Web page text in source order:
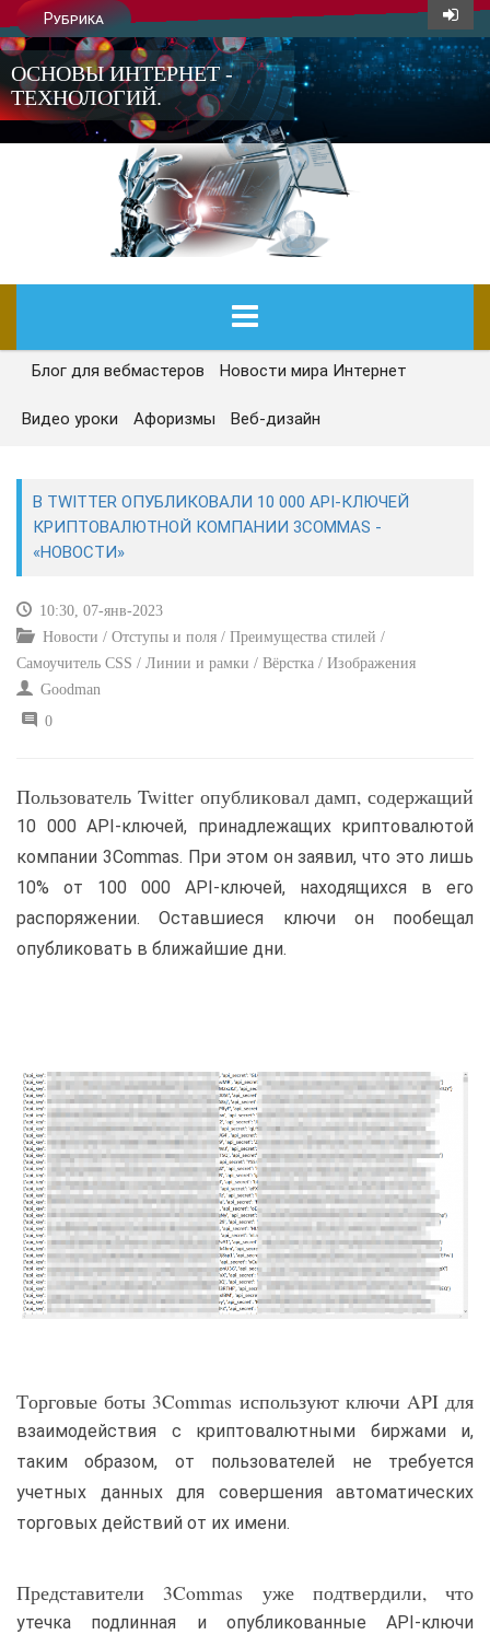
Рубрика
ОСНОВЫ ИНТЕРНЕТ -
ТЕХНОЛОГИЙ.
ГЛАВНАЯ
СЕГОДНЯ
ИНТЕРНЕТ И СВЯЗЬ
Блог для вебмастеров Новости мира Интернет
Видео уроки Афоризмы Веб-дизайн
В TWITTER ОПУБЛИКОВАЛИ 10 000 API-КЛЮЧЕЙ
КРИПТОВАЛЮТНОЙ КОМПАНИИ 3COMMAS -
«НОВОСТИ»
10:30, 07-янв-2023
Новости / Отступы и поля / Преимущества стилей /
Самоучитель CSS / Линии и рамки / Вёрстка / Изображения
Goodman
0
Пользователь Twitter опубликовал дамп, содержащий
10 000 API-ключей, принадлежащих криптовалютой
компании 3Commas. При этом он заявил, что это лишь
10% от 100 000 API-ключей, находящихся в его
распоряжении. Оставшиеся ключи он пообещал
опубликовать в ближайшие дни.
Торговые боты 3Commas используют ключи API для
взаимодействия с криптовалютными биржами и,
таким образом, от пользователей не требуется
учетных данных для совершения автоматических
торговых действий от их имени.
Представители 3Commas уже подтвердили, что
утечка подлинная и опубликованные API-ключи